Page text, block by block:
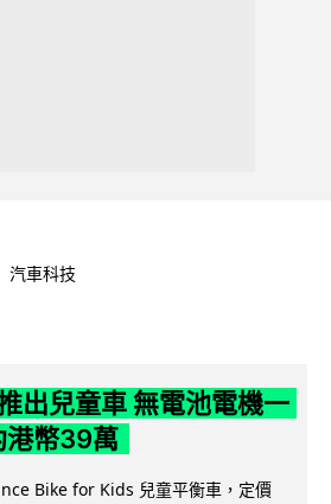
汽車科技
出兒童車 無電池電機一
港幣39萬
Bike for Kids 兒童平衡車，定價